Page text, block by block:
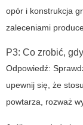
opór i konstrukcja
zaleceniami
P3: Co zrobić,
Odpowiedź:
upewnij się, że
powtarza, rozważ